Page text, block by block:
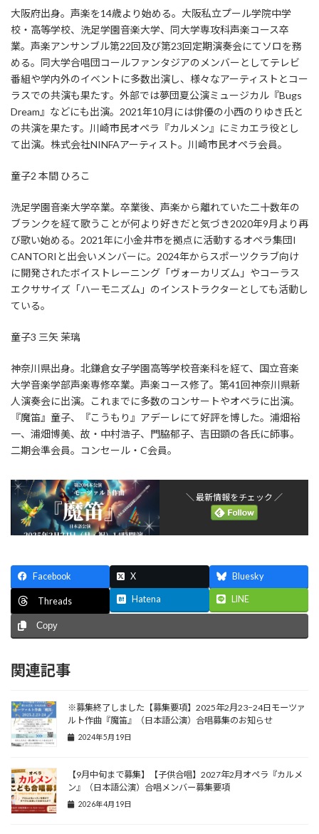
大阪府出身。声楽を14歳より始める。大阪私立プール学院中学
校・高等学校、洗足学園音楽大学、同大学専攻科声楽コース卒
業。声楽アンサンブル第22回及び第23回定期演奏会にてソロを務
める。同大学合唱団コールファンタジアのメンバーとしてテレビ
番組や学内外のイベントに多数出演し、様々なアーティストとコー
ラスでの共演も果たす。外部では夢団夏公演ミュージカル『Bugs
Dream』などにも出演。2021年10月には俳優の小西のりゆき氏と
の共演を果たす。川崎市民オペラ『カルメン』にミカエラ役とし
て出演。株式会社NINFAアーティスト。川崎市民オペラ会員。
童子2 本間 ひろこ
洗足学園音楽大学卒業。卒業後、声楽から離れていた二十数年の
ブランクを経て歌うことが何より好きだと気づき2020年9月より再
び歌い始める。2021年に小金井市を拠点に活動するオペラ集団I
CANTORIと出会いメンバーに。2024年からスポーツクラブ向け
に開発されたボイストレーニング「ヴォーカリズム」やコーラス
エクササイズ「ハーモニズム」のインストラクターとしても活動し
ている。
童子3 三矢 茉璃
神奈川県出身。北鎌倉女子学園高等学校音楽科を経て、国立音楽
大学音楽学部声楽専修卒業。声楽コース修了。第41回神奈川県新
人演奏会に出演。これまでに多数のコンサートやオペラに出演。
『魔笛』童子、『こうもり』アデーレにて好評を博した。浦畑裕
一、浦畑博美、故・中村浩子、門脇郁子、吉田顕の各氏に師事。
二期会準会員。コンセール・C会員。
＼ 最新情報をチェック ／
Facebook X Bluesky
Threads Hatena LINE
Copy
関連記事
※募集終了しました【募集要項】2025年2月23−24日モーツァ
ルト作曲『魔笛』（日本語公演）合唱募集のお知らせ
2024年5月19日
【9月中旬まで募集】【子供合唱】2027年2月オペラ『カルメ
ン』（日本語公演）合唱メンバー募集要項
2026年4月19日